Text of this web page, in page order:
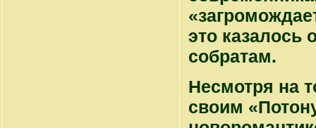
это казалось
собратам.
Несмотря на
своим